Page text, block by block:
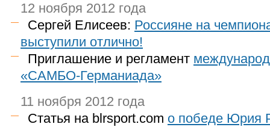
12 ноября 2012 года
Сергей Елисеев: Россияне на
выступили отлично!
Приглашение и регламент
«САМБО-Германиада»
11 ноября 2012 года
Статья на blrsport.com о победе Юрия